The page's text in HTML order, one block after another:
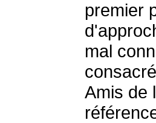
premier
mal
Amis de